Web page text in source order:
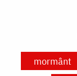
mormânt